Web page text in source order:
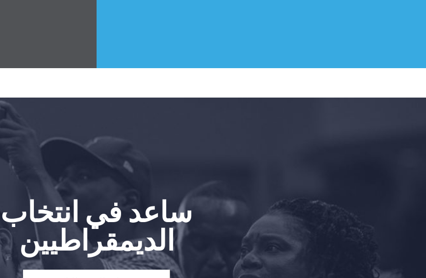
تبرع
ساعد في انتخاب
الديمقراطيين